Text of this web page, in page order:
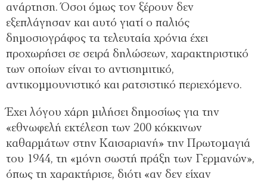
ανάρτηση. Όσοι όμως τον ξέρουν δεν
εξεπλάγησαν και αυτό γιατί ο παλιός
δημοσιογράφος τα τελευταία χρόνια έχει
προχωρήσει σε σειρά δηλώσεων, χαρακτηριστικό
των οποίων είναι το αντισημιτικό,
αντικομμουνιστικό και ρατσιστικό περιεχόμενο.
Έχει λόγου χάρη μιλήσει δημοσίως για την
«εθνωφελή εκτέλεση των 200 κόκκινων
καθαρμάτων στην Καισαριανή» την Πρωτομαγιά
του 1944, τη «μόνη σωστή πράξη των Γερμανών»,
όπως τη χαρακτήρισε, διότι «αν δεν είχαν